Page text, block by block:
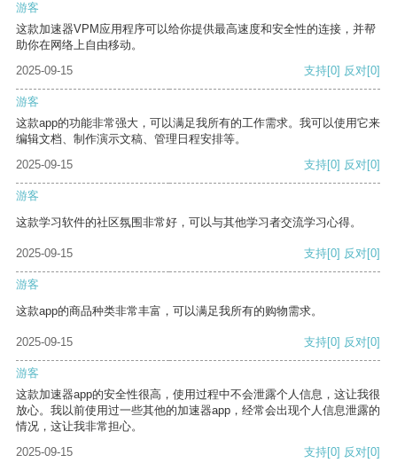
游客
这款加速器VPM应用程序可以给你提供最高速度和安全性的连接，并帮
助你在网络上自由移动。
2025-09-15
支持[0] 反对[0]
游客
这款app的功能非常强大，可以满足我所有的工作需求。我可以使用它来
编辑文档、制作演示文稿、管理日程安排等。
2025-09-15
支持[0] 反对[0]
游客
这款学习软件的社区氛围非常好，可以与其他学习者交流学习心得。
2025-09-15 支持[0] 反对[0]
游客
这款app的商品种类非常丰富，可以满足我所有的购物需求。
2025-09-15 支持[0] 反对[0]
游客
这款加速器app的安全性很高，使用过程中不会泄露个人信息，这让我很
放心。我以前使用过一些其他的加速器app，经常会出现个人信息泄露的
情况，这让我非常担心。
2025-09-15
支持[0] 反对[0]